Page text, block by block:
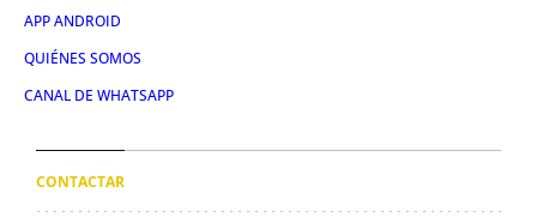
APP ANDROID
QUIÉNES SOMOS
CANAL DE WHATSAPP
CONTACTAR